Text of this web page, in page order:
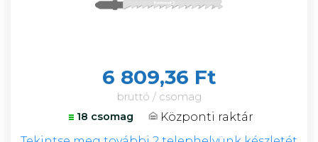
6 809,36 Ft
bruttó / csomag
18 csomag
Központi raktár